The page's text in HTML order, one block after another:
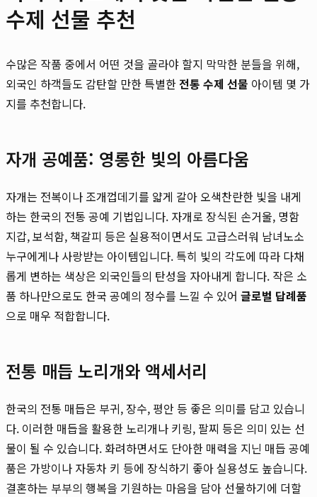
수제 선물 추천
수많은 작품 중에서 어떤 것을 골라야 할지 막막한 분들을 위해,
외국인 하객들도 감탄할 만한 특별한전통 수제 선물 아이템 몇 가
지를 추천합니다.
자개 공예품: 영롱한 빛의 아름다움
자개는 전복이나 조개껍데기를 얇게 갈아 오색찬란한 빛을 내게
하는 한국의 전통 공예 기법입니다. 자개로 장식된 손거울, 명함
지갑, 보석함, 책갈피 등은 실용적이면서도 고급스러워 남녀노소
누구에게나 사랑받는 아이템입니다. 특히 빛의 각도에 따라 다채
롭게 변하는 색상은 외국인들의 탄성을 자아내게 합니다. 작은 소
품 하나만으로도 한국 공예의 정수를 느낄 수 있어 글로벌 답례품
으로 매우 적합합니다.
전통 매듭 노리개와 액세서리
한국의 전통 매듭은 부귀, 장수, 평안 등 좋은 의미를 담고 있습니
다. 이러한 매듭을 활용한 노리개나 키링, 팔찌 등은 의미 있는 선
물이 될 수 있습니다. 화려하면서도 단아한 매력을 지닌 매듭 공예
품은 가방이나 자동차 키 등에 장식하기 좋아 실용성도 높습니다.
결혼하는 부부의 행복을 기원하는 마음을 담아 선물하기에 더할